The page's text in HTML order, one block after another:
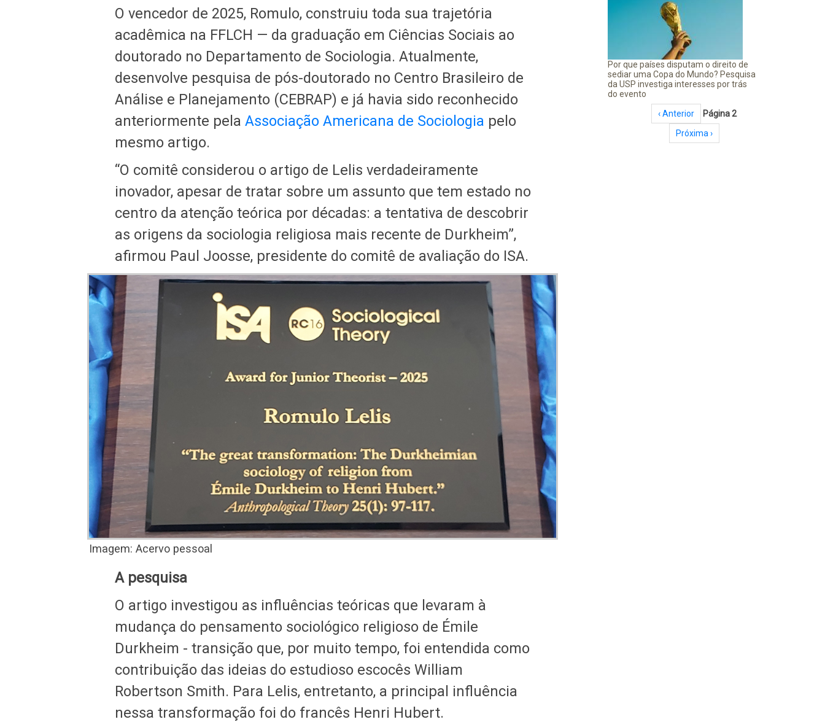
O vencedor de 2025, Romulo, construiu toda sua trajetória
acadêmica na FFLCH — da graduação em Ciências Sociais ao
doutorado no Departamento de Sociologia. Atualmente,
desenvolve pesquisa de pós-doutorado no Centro Brasileiro de
Análise e Planejamento (CEBRAP) e já havia sido reconhecido
anteriormente pela Associação Americana de Sociologia pelo
mesmo artigo.
“O comitê considerou o artigo de Lelis verdadeiramente
inovador, apesar de tratar sobre um assunto que tem estado no
centro da atenção teórica por décadas: a tentativa de descobrir
as origens da sociologia religiosa mais recente de Durkheim”,
afirmou Paul Joosse, presidente do comitê de avaliação do ISA.
Imagem: Acervo pessoal
A pesquisa
O artigo investigou as influências teóricas que levaram à
mudança do pensamento sociológico religioso de Émile
Durkheim - transição que, por muito tempo, foi entendida como
contribuição das ideias do estudioso escocês William
Robertson Smith. Para Lelis, entretanto, a principal influência
nessa transformação foi do francês Henri Hubert.
Por que países disputam o direito de
sediar uma Copa do Mundo? Pesquisa
da USP investiga interesses por trás
do evento
PaginaçãoPágina anterior
‹ Anterior
Página 2
Próxima página
Próxima ›